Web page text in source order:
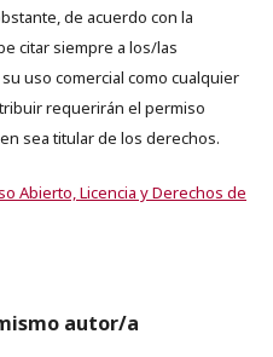
de acuerdo con la
citar siempre a los/las
uso comercial como cualquier
requerirán el permiso
sea titular de los derechos.
Abierto, Licencia y Derechos de
autor/a